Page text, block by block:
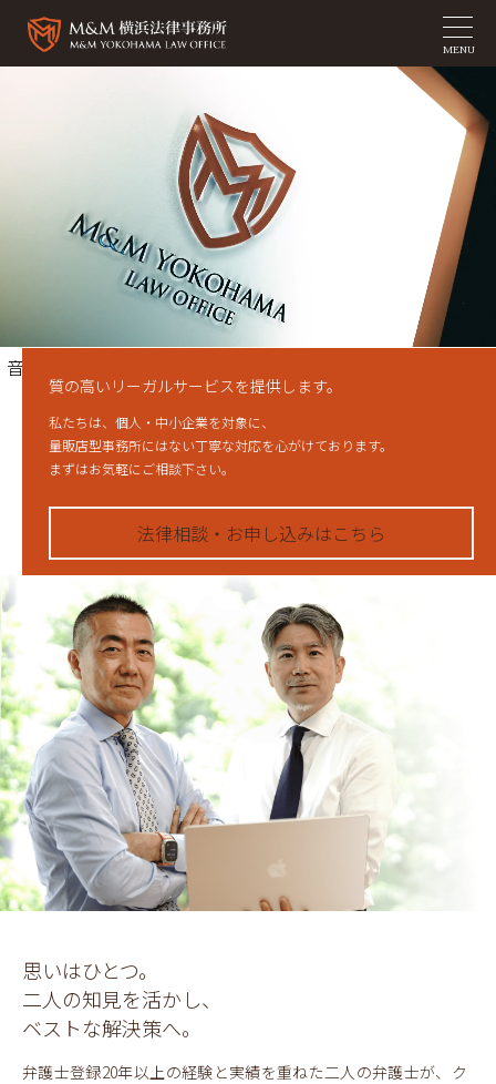
MENU
音声オン
質の高いリーガルサービスを提供します。
私たちは、個人・中小企業を対象に、
量販店型事務所にはない丁寧な対応を心がけております。
まずはお気軽にご相談下さい。
法律相談・お申し込みはこちら
思いはひとつ。
二人の知見を活かし、
ベストな解決策へ。
弁護士登録20年以上の経験と実績を重ねた二人の弁護士が、ク